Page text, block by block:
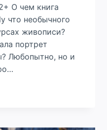
О чем книга
что необычного
живописи?
портрет
Любопытно, но и